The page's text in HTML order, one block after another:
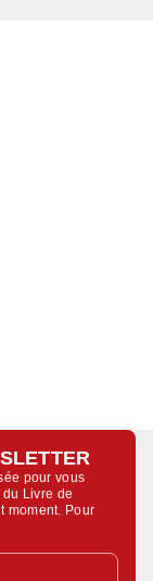
pour vous
Livre de
moment. Pour